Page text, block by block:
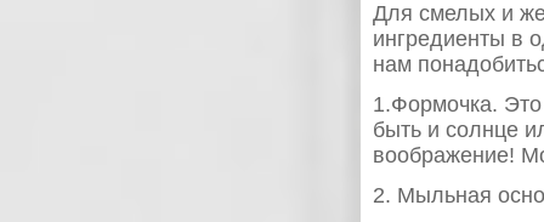
Для смелых и
ингредиенты в
нам
1.Формочка. Это
быть и солнце
воображение!
2. Мыльная